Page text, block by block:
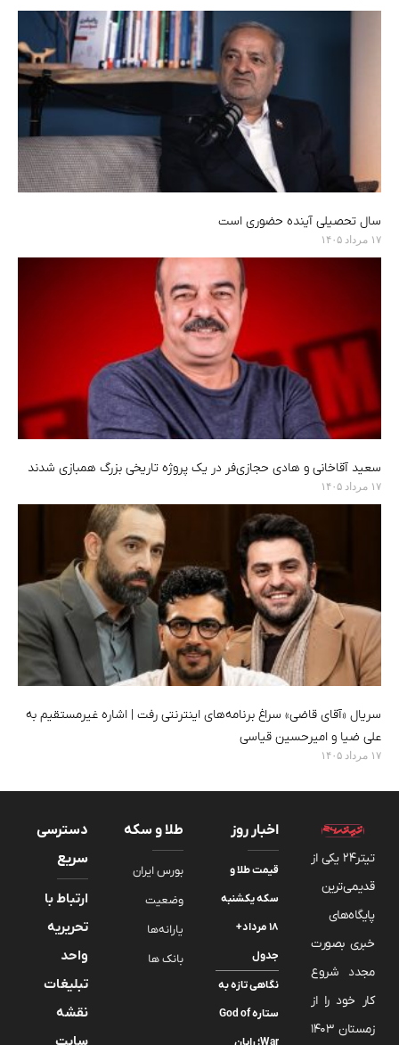
سال تحصیلی آینده حضوری است
۱۷ مرداد ۱۴۰۵
سعید آقاخانی و هادی حجازی‌فر در یک پروژه تاریخی بزرگ همبازی شدند
۱۷ مرداد ۱۴۰۵
سریال «آقای قاضی» سراغ برنامه‌های اینترنتی رفت | اشاره غیرمستقیم به
علی ضیا و امیرحسین قیاسی
۱۷ مرداد ۱۴۰۵
تیتر24 یکی از
قدیمی‌ترین
پایگاه‌های
خبری بصورت
مجدد شروع
کار خود را از
زمستان 1403
اخبار روز
قیمت طلا و
سکه یکشنبه
۱۸ مرداد+
جدول
نگاهی تازه به
ستاره God of
War؛ رایان
طلا و سکه
بورس ایران
وضعیت
یارانه‌ها
بانک ها
دسترسی
سریع
ارتباط با
تحریریه
واحد
تبلیغات
نقشه
سایت